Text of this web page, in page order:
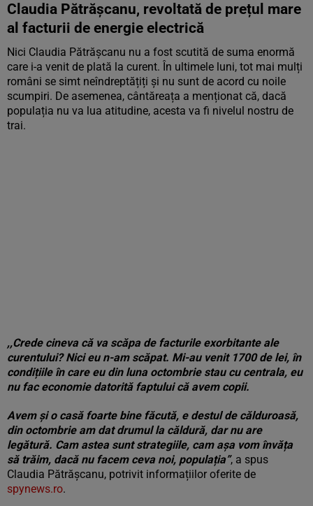
Claudia Pătrășcanu, revoltată de prețul mare
al facturii de energie electrică
Nici Claudia Pătrășcanu nu a fost scutită de suma enormă
care i-a venit de plată la curent. În ultimele luni, tot mai mulți
români se simt neîndreptățiți și nu sunt de acord cu noile
scumpiri. De asemenea, cântăreața a menționat că, dacă
populația nu va lua atitudine, acesta va fi nivelul nostru de
trai.
,,Crede cineva că va scăpa de facturile exorbitante ale
curentului? Nici eu n-am scăpat. Mi-au venit 1700 de lei, în
condițiile în care eu din luna octombrie stau cu centrala, eu
nu fac economie datorită faptului că avem copii.
Avem și o casă foarte bine făcută, e destul de călduroasă,
din octombrie am dat drumul la căldură, dar nu are
legătură. Cam astea sunt strategiile, cam așa vom învăța
să trăim, dacă nu facem ceva noi, populația”, a spus
Claudia Pătrășcanu, potrivit informațiilor oferite de
spynews.ro.